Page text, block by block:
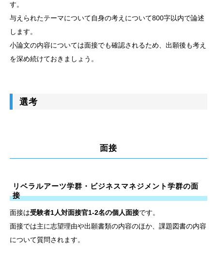
す。
与えられたテーマについて自身の考えについて800字以内で論述
します。
小論文の内容については面接でも確認されるため、出願後も考え
を深め続けておきましょう。
選考
面接
リベラルアーツ学群・ビジネスマネジメント学群の面
接
面接は受験者1人対面接官1-2名の個人面接です。
面接では主に志望理由や出願書類の内容のほか、課題図書の内容
について質問されます。